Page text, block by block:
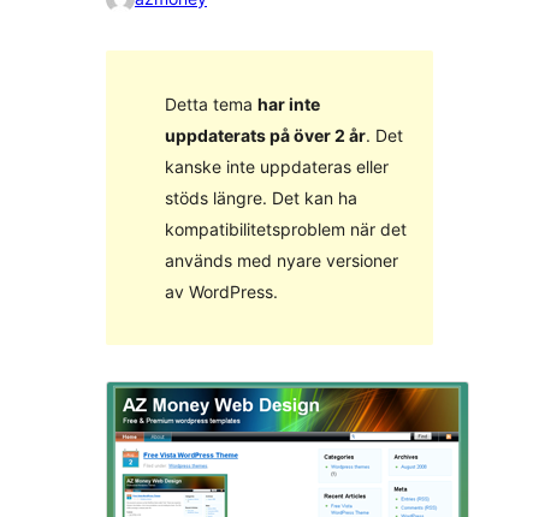
Detta tema har inte
uppdaterats på över 2 år. Det
kanske inte uppdateras eller
stöds längre. Det kan ha
kompatibilitetsproblem när det
används med nyare versioner
av WordPress.